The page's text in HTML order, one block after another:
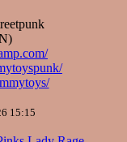
15:15